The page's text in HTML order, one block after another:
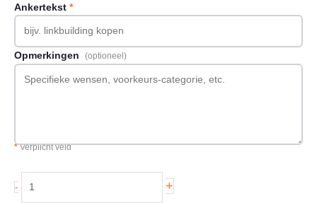
Ankertekst *
Opmerkingen (optioneel)
*Verplicht veld
- +